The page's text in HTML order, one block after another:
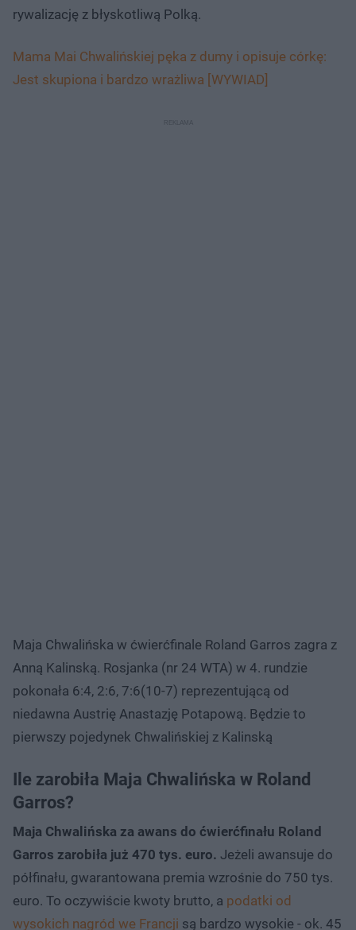
rywalizację z błyskotliwą Polką.
Mama Mai Chwalińskiej pęka z dumy i opisuje córkę:
Jest skupiona i bardzo wrażliwa [WYWIAD]
Maja Chwalińska w ćwierćfinale Roland Garros zagra z
Anną Kalinską. Rosjanka (nr 24 WTA) w 4. rundzie
pokonała 6:4, 2:6, 7:6(10-7) reprezentującą od
niedawna Austrię Anastazję Potapową. Będzie to
pierwszy pojedynek Chwalińskiej z Kalinską
Ile zarobiła Maja Chwalińska w Roland
Garros?
Maja Chwalińska za awans do ćwierćfinału Roland
Garros zarobiła już 470 tys. euro. Jeżeli awansuje do
półfinału, gwarantowana premia wzrośnie do 750 tys.
euro. To oczywiście kwoty brutto, a podatki od
wysokich nagród we Francji są bardzo wysokie - ok. 45